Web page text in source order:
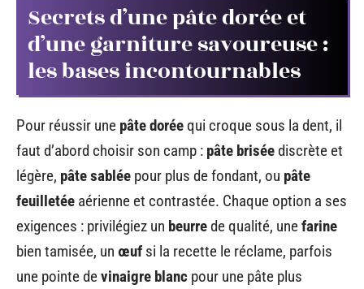
Secrets d’une pâte dorée et
d’une garniture savoureuse :
les bases incontournables
Pour réussir une pâte doréequi croque sous la dent, il
faut d’abord choisir son camp : pâte briséediscrète et
légère, pâte sablée pour plus de fondant, ou pâte
feuilletée aérienne et contrastée. Chaque option a ses
exigences : privilégiez un beurrede qualité, unefarine
bien tamisée, un œuf si la recette le réclame, parfois
une pointe devinaigre blanc pour une pâte plus